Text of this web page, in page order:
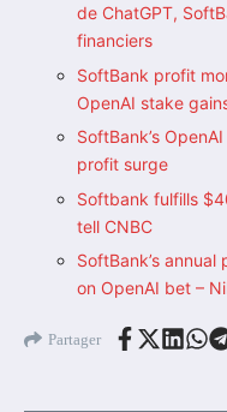
de ChatGPT,
financiers
SoftBank profit
OpenAI stake
SoftBank’s
profit surge
Softbank fulfills
tell CNBC
SoftBank’s
on OpenAI bet –
Partager